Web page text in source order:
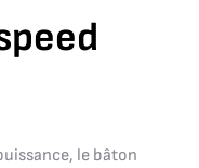
le bâton